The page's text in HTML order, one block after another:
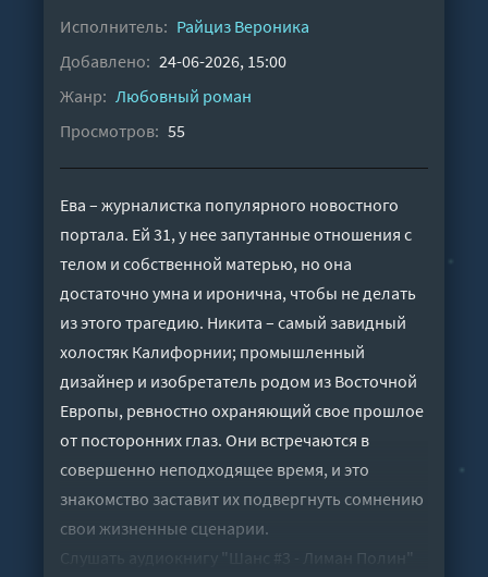
Исполнитель: Райциз Вероника
Добавлено: 24-06-2026, 15:00
Жанр: Любовный роман
Просмотров: 55
Ева – журналистка популярного новостного
портала. Ей 31, у нее запутанные отношения с
телом и собственной матерью, но она
достаточно умна и иронична, чтобы не делать
из этого трагедию. Никита – самый завидный
холостяк Калифорнии; промышленный
дизайнер и изобретатель родом из Восточной
Европы, ревностно охраняющий свое прошлое
от посторонних глаз. Они встречаются в
совершенно неподходящее время, и это
знакомство заставит их подвергнуть сомнению
свои жизненные сценарии.
Слушать аудиокнигу "Шанс #3 - Лиман Полин"